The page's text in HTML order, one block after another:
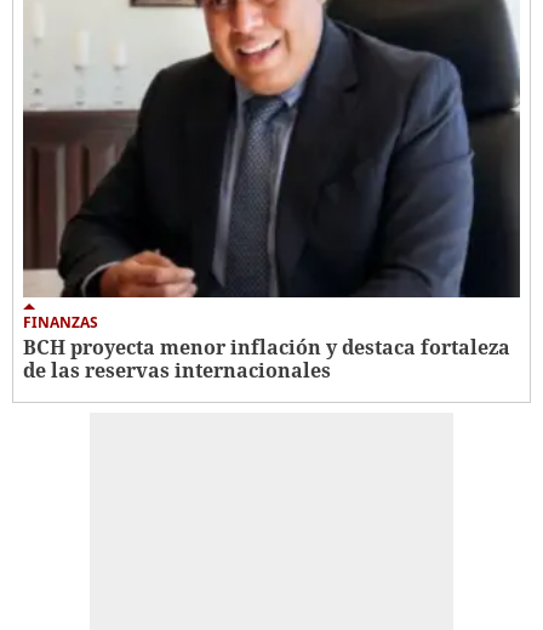
FINANZAS
BCH proyecta menor inflación y destaca fortaleza
de las reservas internacionales